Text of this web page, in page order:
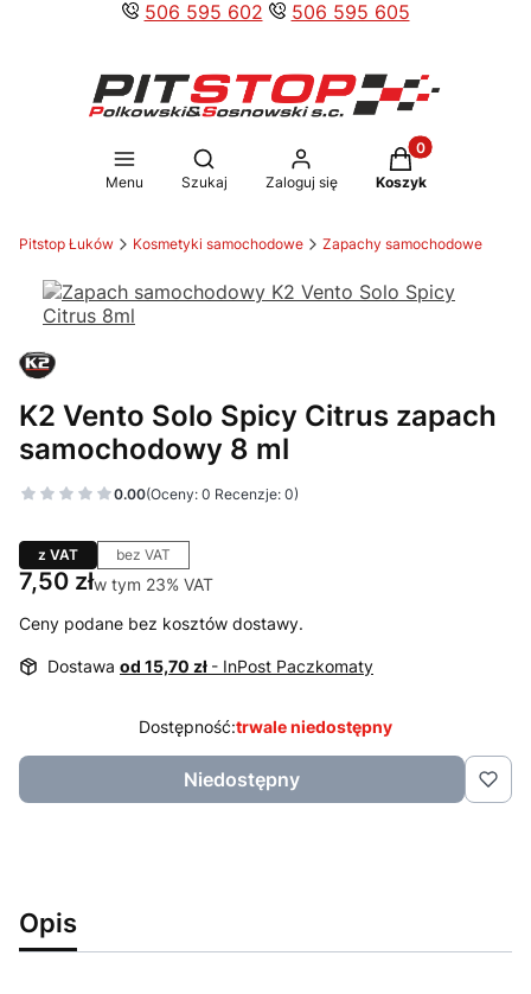
506 595 602 506 595 605
Menu
Otwórz wyszukiwarkę
Szukaj Zaloguj się
Produkty w
Koszyk
Pitstop Łuków Kosmetyki samochodowe Zapachy samochodowe
K2 Vento Solo Spicy Citrus zapach
samochodowy 8 ml
0.00(Oceny: 0 Recenzje: 0)
z VAT bez VAT
Cena
7,50 złw tym 23% VAT
w tym 23% VAT
Ceny podane bez kosztów dostawy.
Dostawa od 15,70 zł - InPost Paczkomaty
Dostępność:trwale niedostępny
Niedostępny
Opis